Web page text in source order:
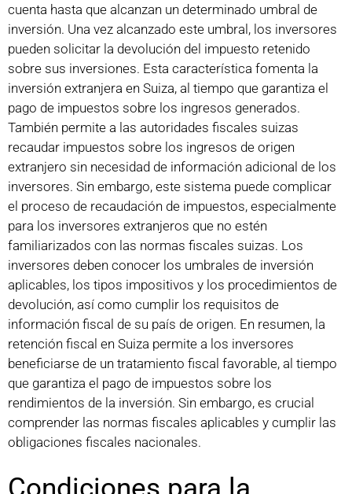
cuenta hasta que alcanzan un determinado umbral de
inversión. Una vez alcanzado este umbral, los inversores
pueden solicitar la devolución del impuesto retenido
sobre sus inversiones. Esta característica fomenta la
inversión extranjera en Suiza, al tiempo que garantiza el
pago de impuestos sobre los ingresos generados.
También permite a las autoridades fiscales suizas
recaudar impuestos sobre los ingresos de origen
extranjero sin necesidad de información adicional de los
inversores. Sin embargo, este sistema puede complicar
el proceso de recaudación de impuestos, especialmente
para los inversores extranjeros que no estén
familiarizados con las normas fiscales suizas. Los
inversores deben conocer los umbrales de inversión
aplicables, los tipos impositivos y los procedimientos de
devolución, así como cumplir los requisitos de
información fiscal de su país de origen. En resumen, la
retención fiscal en Suiza permite a los inversores
beneficiarse de un tratamiento fiscal favorable, al tiempo
que garantiza el pago de impuestos sobre los
rendimientos de la inversión. Sin embargo, es crucial
comprender las normas fiscales aplicables y cumplir las
obligaciones fiscales nacionales.